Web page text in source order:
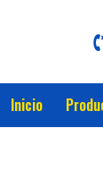
Inicio